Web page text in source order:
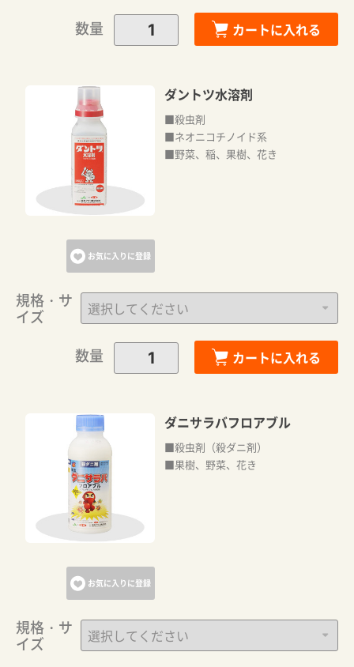
数量
カートに入れる
お気に入りに登録
ダントツ水溶剤
■殺虫剤
■ネオニコチノイド系
■野菜、稲、果樹、花き
規格・サ
イズ
数量
カートに入れる
お気に入りに登録
ダニサラバフロアブル
■殺虫剤（殺ダニ剤）
■果樹、野菜、花き
規格・サ
イズ